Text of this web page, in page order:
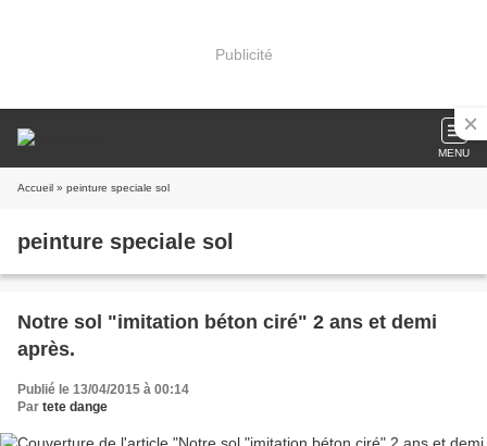
Publicité
MENU
Accueil » peinture speciale sol
peinture speciale sol
Notre sol "imitation béton ciré" 2 ans et demi
après.
Publié le 13/04/2015 à 00:14
Par tete dange